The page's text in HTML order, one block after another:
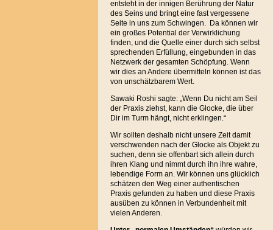
entsteht in der innigen Berührung der Natur
des Seins und bringt eine fast vergessene
Seite in uns zum Schwingen. Da können wir
ein großes Potential der Verwirklichung
finden, und die Quelle einer durch sich selbst
sprechenden Erfüllung, eingebunden in das
Netzwerk der gesamten Schöpfung. Wenn
wir dies an Andere übermitteln können ist das
von unschätzbarem Wert.
Sawaki Roshi sagte: „Wenn Du nicht am Seil
der Praxis ziehst, kann die Glocke, die über
Dir im Turm hängt, nicht erklingen.“
Wir sollten deshalb nicht unsere Zeit damit
verschwenden nach der Glocke als Objekt zu
suchen, denn sie offenbart sich allein durch
ihren Klang und nimmt durch ihn ihre wahre,
lebendige Form an. Wir können uns glücklich
schätzen den Weg einer authentischen
Praxis gefunden zu haben und diese Praxis
ausüben zu können in Verbundenheit mit
vielen Anderen.